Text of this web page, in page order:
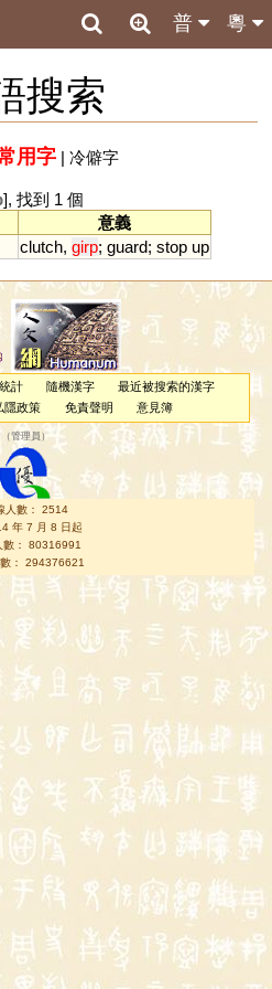
粵
普
搜索
用字| 冷僻字
], 找到 1 個
意義
clutch, girp; guard; stop up
計 隨機漢字
最近被搜索的漢字
隱政策 免責聲明 意見簿
（管理員 ）
人數： 2514
年 7 月 8 日起
數： 80316991
： 294376621